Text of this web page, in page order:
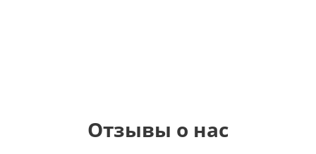
Отзывы о нас